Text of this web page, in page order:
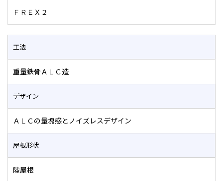
ＦＲＥＸ２
工法
重量鉄骨ＡＬＣ造
デザイン
ＡＬＣの量塊感とノイズレスデザイン
屋根形状
陸屋根